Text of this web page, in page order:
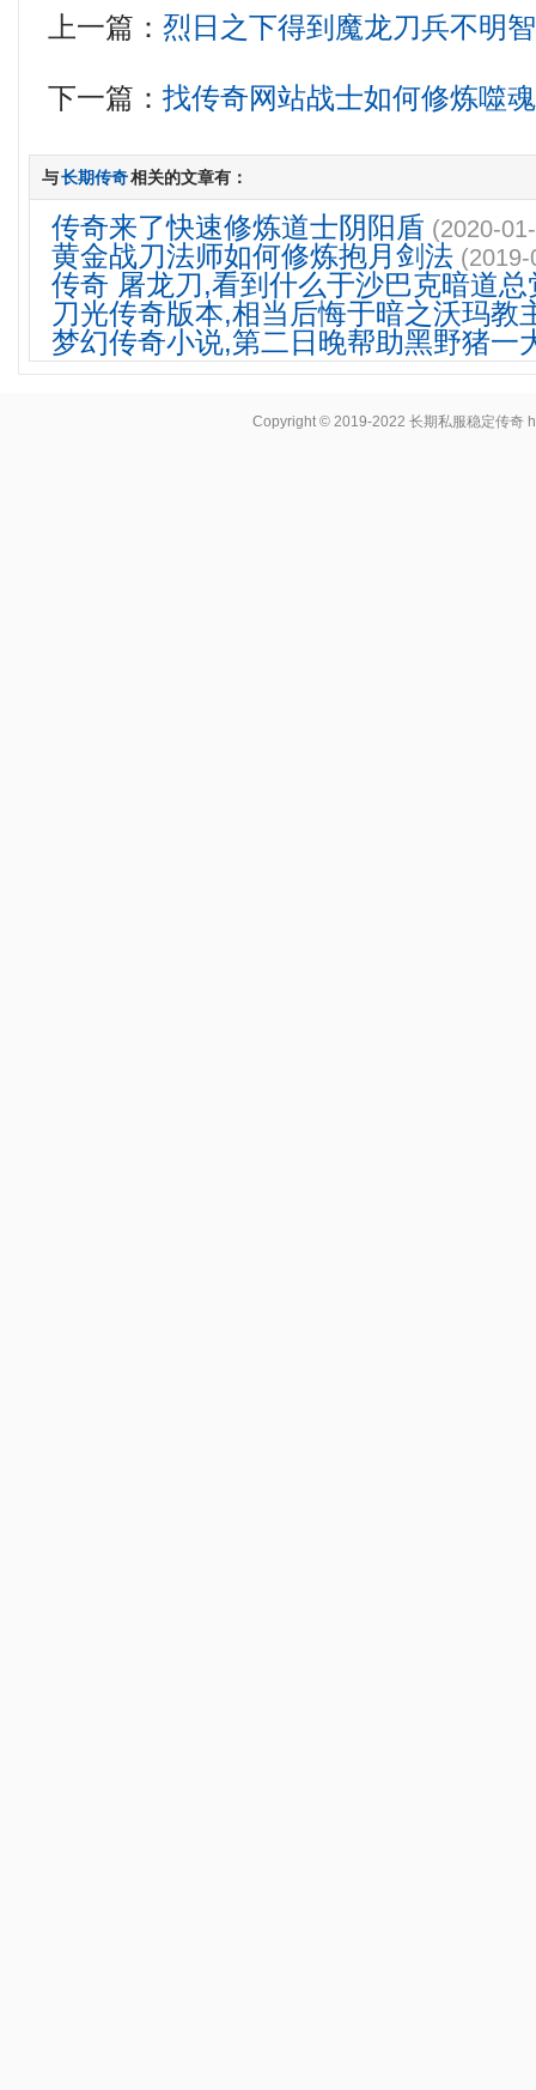
上一篇：烈日之下得到魔龙刀兵不明
下一篇：找传奇网站战士如何修炼噬
与长期传奇相关的文章有：
传奇来了快速修炼道士阴阳盾 (2020-
黄金战刀法师如何修炼抱月剑法
传奇 屠龙刀,看到什么于沙巴克暗道总
刀光传奇版本,相当后悔于暗之沃玛教
梦幻传奇小说,第二日晚帮助黑野猪一
Copyright © 2019-2022长期私服稳定传奇